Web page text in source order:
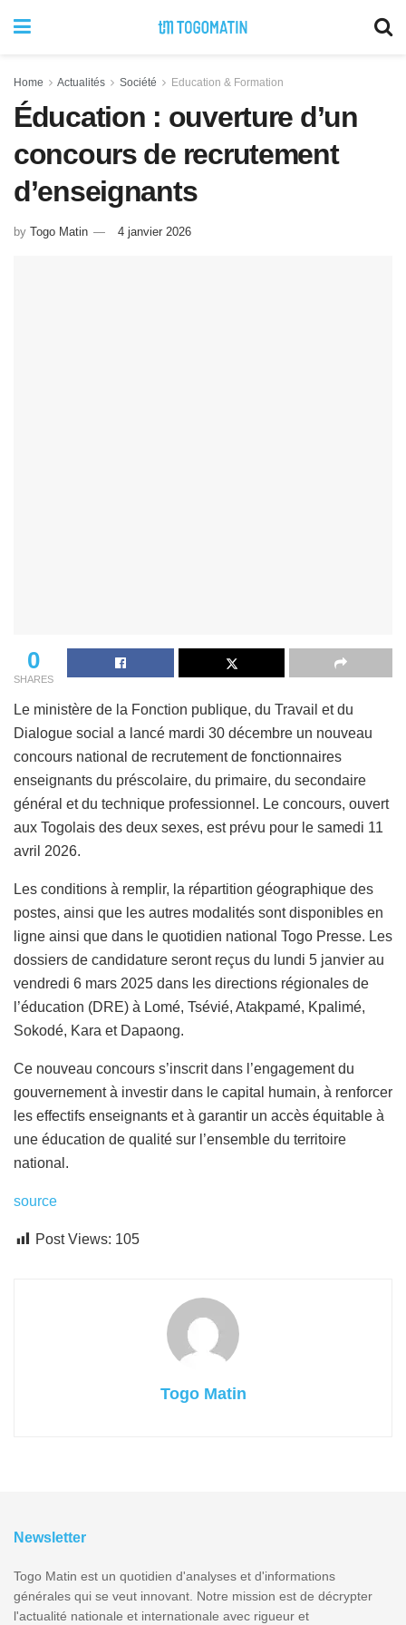
Home Actualités Société Education & Formation
Éducation : ouverture d’un
concours de recrutement
d’enseignants
by Togo Matin 4 janvier 2026
0
SHARES
Le ministère de la Fonction publique, du Travail et du
Dialogue social a lancé mardi 30 décembre un nouveau
concours national de recrutement de fonctionnaires
enseignants du préscolaire, du primaire, du secondaire
général et du technique professionnel. Le concours, ouvert
aux Togolais des deux sexes, est prévu pour le samedi 11
avril 2026.
Les conditions à remplir, la répartition géographique des
postes, ainsi que les autres modalités sont disponibles en
ligne ainsi que dans le quotidien national Togo Presse. Les
dossiers de candidature seront reçus du lundi 5 janvier au
vendredi 6 mars 2025 dans les directions régionales de
l’éducation (DRE) à Lomé, Tsévié, Atakpamé, Kpalimé,
Sokodé, Kara et Dapaong.
Ce nouveau concours s’inscrit dans l’engagement du
gouvernement à investir dans le capital humain, à renforcer
les effectifs enseignants et à garantir un accès équitable à
une éducation de qualité sur l’ensemble du territoire
national.
source
Post Views: 105
Togo Matin
Newsletter
Togo Matin est un quotidien d'analyses et d'informations
générales qui se veut innovant. Notre mission est de décrypter
l'actualité nationale et internationale avec rigueur et